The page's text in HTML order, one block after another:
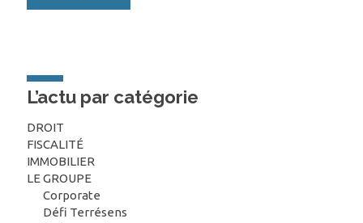
L’actu par catégorie
DROIT
FISCALITÉ
IMMOBILIER
LE GROUPE
Corporate
Défi Terrésens